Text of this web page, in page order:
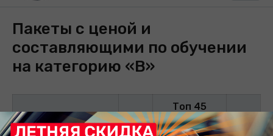
Пакеты с ценой и
составляющими по обучении
на категорию «В»
Позиции
Топ 45
000тыс.
рублей